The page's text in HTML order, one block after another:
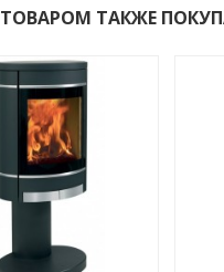
ТАКЖЕ